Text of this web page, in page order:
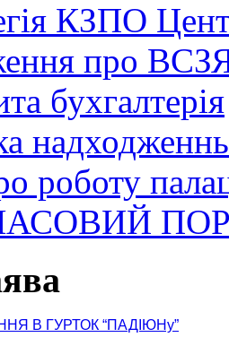
КЗПО
про
бухгалтерія
надходженнь
роботу
В ГУРТОК “ПАДІЮНу”